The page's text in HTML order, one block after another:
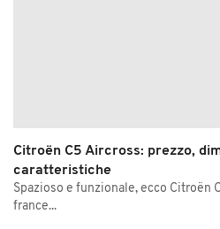
Citroën C5 Aircross: prezzo,
caratteristiche
Spazioso e funzionale, ecco Citroën
france...